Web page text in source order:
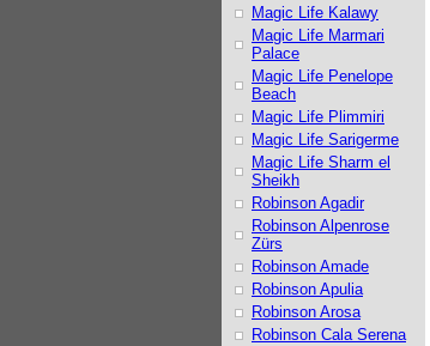
Magic Life Kalawy
Magic Life Marmari
Palace
Magic Life Penelope
Beach
Magic Life Plimmiri
Magic Life Sarigerme
Magic Life Sharm el
Sheikh
Robinson Agadir
Robinson Alpenrose
Zürs
Robinson Amade
Robinson Apulia
Robinson Arosa
Robinson Cala Serena